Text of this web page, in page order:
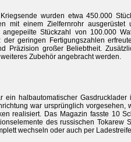
wurden etwa 450.000
mit einem Zielfernrohr ausgerüstet
angepeilte Stückzahl von 100.000
der geringen Fertigungszahlen
Präzision großer Beliebtheit.
Zubehör angebracht werden.
ein halbautomatischer
war ursprünglich vorgesehen,
realisiert. Das Magazin fasste 10
des russischen Tokarew
wechseln oder auch per